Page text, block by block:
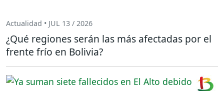
Actualidad • JUL 13 / 2026
¿Qué regiones serán las más afectadas por el
frente frío en Bolivia?